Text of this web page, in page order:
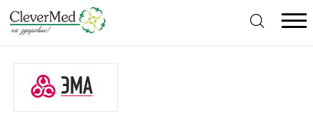
Меню
Главная